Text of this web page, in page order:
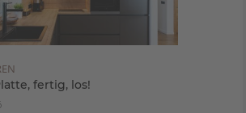
fertig, los!